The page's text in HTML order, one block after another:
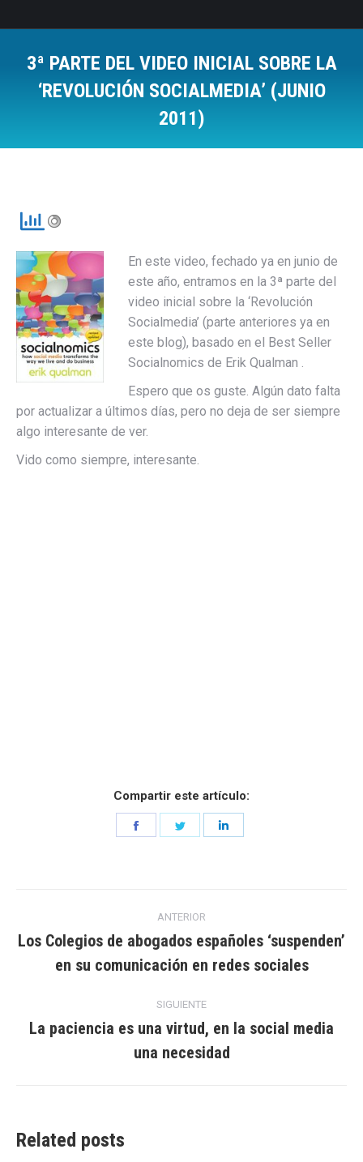
3ª PARTE DEL VIDEO INICIAL SOBRE LA
‘REVOLUCIÓN SOCIALMEDIA’ (JUNIO
2011)
En este video, fechado ya en junio de
este año, entramos en la 3ª parte del
video inicial sobre la ‘Revolución
Socialmedia’ (parte anteriores ya en
este blog), basado en el Best Seller
Socialnomics de Erik Qualman .
Espero que os guste. Algún dato falta
por actualizar a últimos días, pero no deja de ser siempre
algo interesante de ver.
Vido como siempre, interesante.
Compartir este artículo:
Share
entre
entradas
ANTERIOR
Entrada
anterior:
Los Colegios de abogados españoles ‘suspenden’
en su comunicación en redes sociales
SIGUIENTE
Entrada
siguiente:
La paciencia es una virtud, en la social media
una necesidad
Related posts